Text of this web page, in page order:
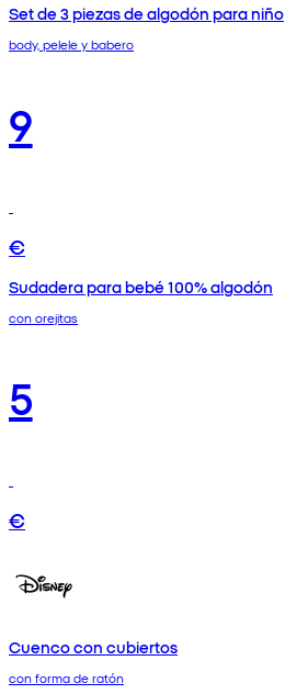
Set de 3 piezas de algodón para niño
body, pelele y babero
9
€
Sudadera para bebé 100% algodón
con orejitas
5
€
Cuenco con cubiertos
con forma de ratón